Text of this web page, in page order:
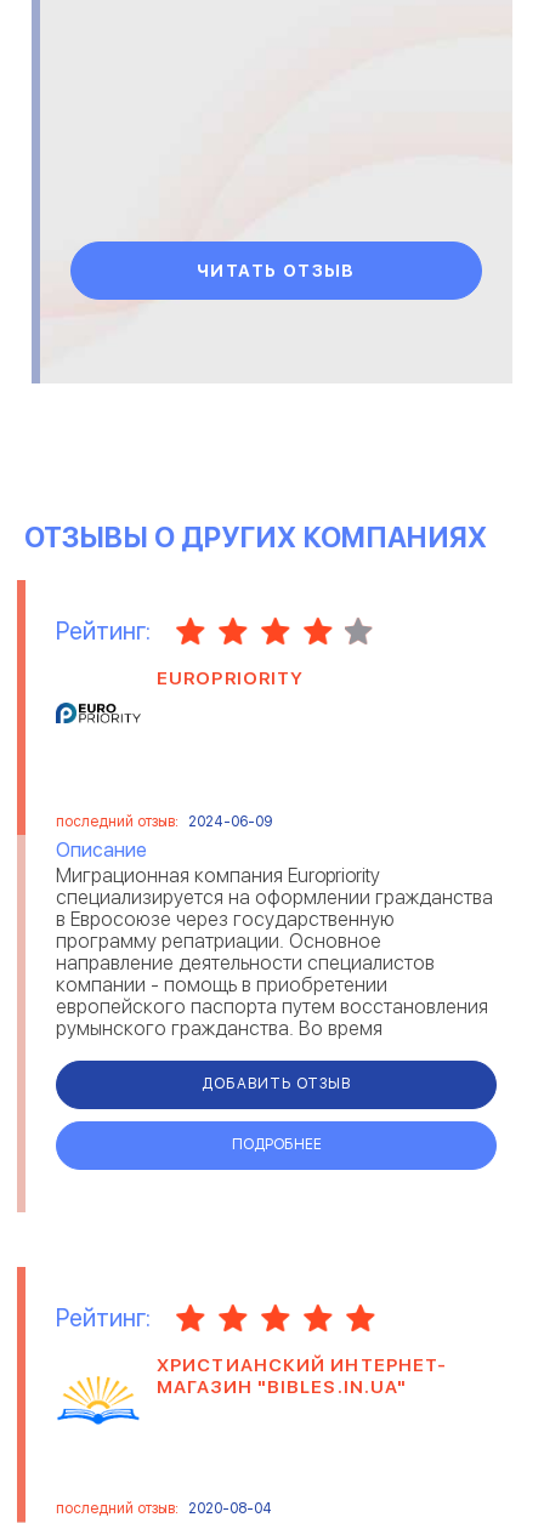
ЧИТАТЬ ОТЗЫВ
ОТЗЫВЫ О ДРУГИХ КОМПАНИЯХ
Рейтинг:
EUROPRIORITY
последний отзыв: 2024-06-09
Описание
Миграционная компания Europriority
специализируется на оформлении гражданства
в Евросоюзе через государственную
программу репатриации. Основное
направление деятельности специалистов
компании - помощь в приобретении
европейского паспорта путем восстановления
румынского гражданства. Во время
предоставляют содействие на каждом эт...
ДОБАВИТЬ ОТЗЫВ
ПОДРОБНЕЕ
Рейтинг:
ХРИСТИАНСКИЙ ИНТЕРНЕТ-
МАГАЗИН "BIBLES.IN.UA"
последний отзыв: 2020-08-04